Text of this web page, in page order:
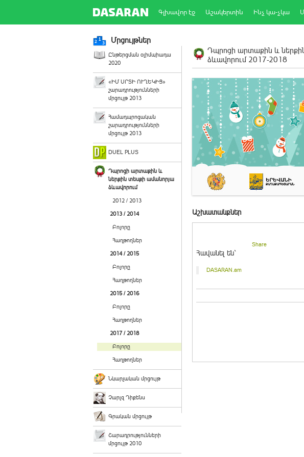
Գլխավոր էջ Աշակերտին Ինչ կա-չկա
Մրցույթներ
Ընթերցման օլիմպիադա
2020
«ԻՄ ՍՐՏԻ ՈՒՂԵԿԻՑ»
շարադրությունների
մրցույթ 2013
Համադպրոցական
շարադրությունների
մրցույթ 2013
DUEL PLUS
Դպրոցի արտաքին և
ներքին տեսքի ամանորյա
ձևավորում
2012 / 2013
2013 / 2014
Բոլորը
Հաղթողներ
2014 / 2015
Բոլորը
Հաղթողներ
2015 / 2016
Բոլորը
Հաղթողներ
2017 / 2018
Բոլորը
Հաղթողներ
Նկարչական մրցույթ
Չարլզ Դիքենս
Գրական մրցույթ
Շարադրությունների
մրցույթ 2010
Դպրոցի արտաքին և
ձևավորում 2017-2018
Աշխատանքներ
Հավանել են`
Share
DASARAN.am